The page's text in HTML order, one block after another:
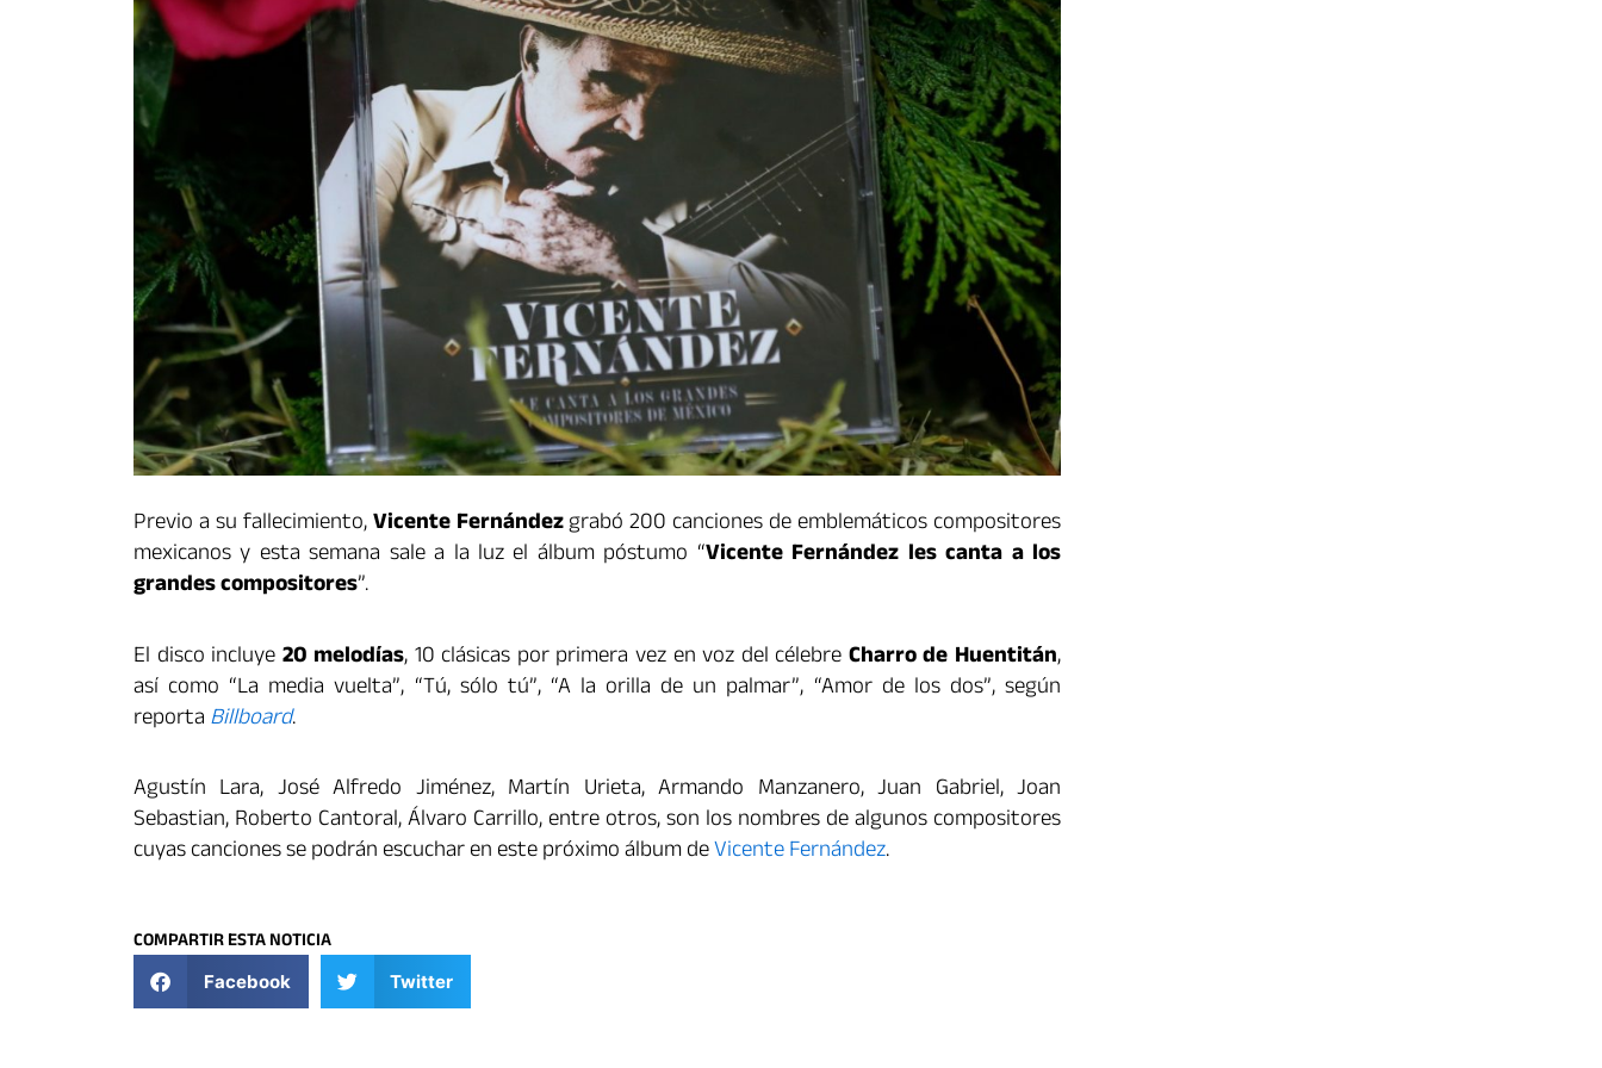
Previo a su fallecimiento,Vicente Fernándezgrabó 200 canciones de emblemáticos compositores
mexicanos y esta semana sale a la luz el álbum póstumo “Vicente Fernández les canta a los
grandes compositores”.
El disco incluye20 melodías, 10 clásicas por primera vez en voz del célebreCharro de Huentitán,
así como “La media vuelta”, “Tú, sólo tú”, “A la orilla de un palmar”, “Amor de los dos”, según
reportaBillboard.
Agustín Lara, José Alfredo Jiménez, Martín Urieta, Armando Manzanero, Juan Gabriel, Joan
Sebastian, Roberto Cantoral, Álvaro Carrillo, entre otros, son los nombres de algunos compositores
cuyas canciones se podrán escuchar en este próximo álbum deVicente Fernández.
COMPARTIR ESTA NOTICIA
Facebook Twitter